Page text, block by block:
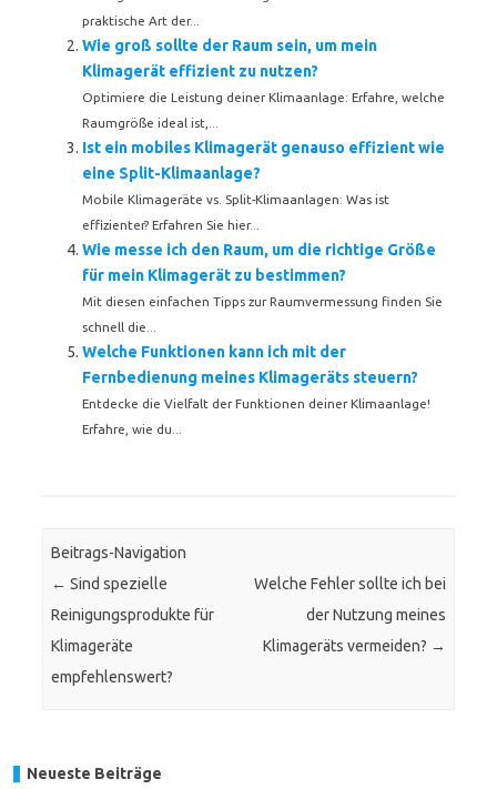
praktische Art der...
Wie groß sollte der Raum sein, um mein
Klimagerät effizient zu nutzen?
Optimiere die Leistung deiner Klimaanlage: Erfahre, welche
Raumgröße ideal ist,...
Ist ein mobiles Klimagerät genauso effizient wie
eine Split-Klimaanlage?
Mobile Klimageräte vs. Split-Klimaanlagen: Was ist
effizienter? Erfahren Sie hier...
Wie messe ich den Raum, um die richtige Größe
für mein Klimagerät zu bestimmen?
Mit diesen einfachen Tipps zur Raumvermessung finden Sie
schnell die...
Welche Funktionen kann ich mit der
Fernbedienung meines Klimageräts steuern?
Entdecke die Vielfalt der Funktionen deiner Klimaanlage!
Erfahre, wie du...
Beitrags-Navigation
← Sind spezielle
Reinigungsprodukte für
Klimageräte
empfehlenswert?
Welche Fehler sollte ich bei
der Nutzung meines
Klimageräts vermeiden? →
Neueste Beiträge